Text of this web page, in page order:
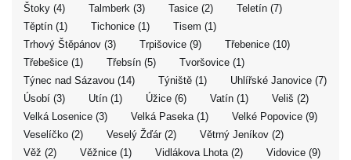
Štoky (4)
Talmberk (3) Tasice (2)
Teletín (7)
Těptín (1)
Tichonice (1)
Tisem (1)
Trhový Štěpánov (3)
Trpišovice (9)
Třebenice (10)
Třebešice (1)
Třebsín (5)
Tvoršovice (1)
Týnec nad Sázavou (14)
Týniště (1)
Uhlířské Janovice (7)
Úsobí (3)
Utín (1) Úžice (6) Vatín (1)
Veliš (2)
Velká Losenice (3)
Velká Paseka (1)
Velké Popovice (9)
Veselíčko (2)
Veselý Žďár (2)
Větrný Jeníkov (2)
Věž (2)
Věžnice (1) Vidlákova Lhota (2)
Vidovice (9)